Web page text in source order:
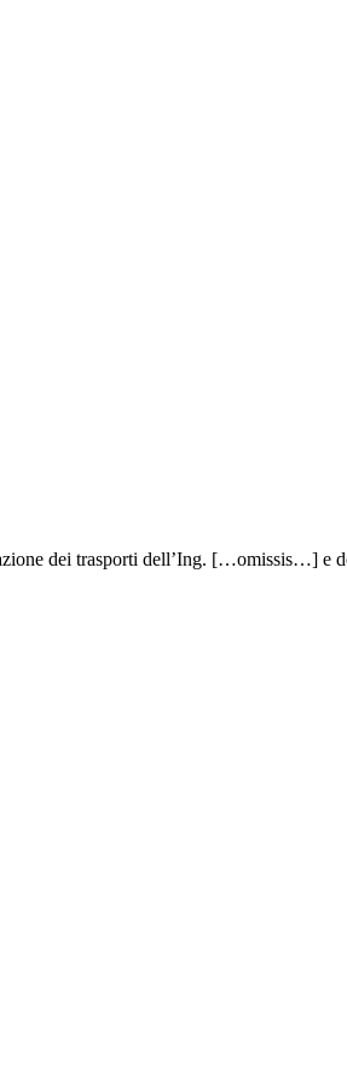
dei trasporti dell’Ing. […omissis…]